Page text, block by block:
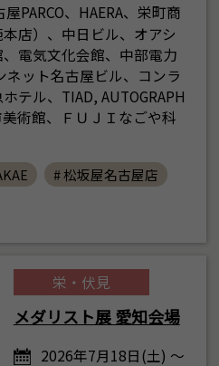
PARCO、HAERA、栄町商
店）、中日ビル、オアシ
電気文化会館、中部電力
ネット名古屋ビル、コンラ
テル、TIAD, AUTOGRAPH
術館、ＦＵＪＩなごや科
# 松坂屋名古屋店
栄・伏見
メダリスト展 愛知会場
2026年7月18日(土) ～